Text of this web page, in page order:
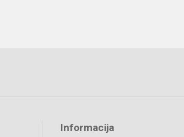
Informacija